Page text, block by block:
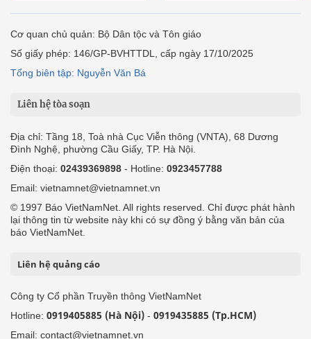
Cơ quan chủ quản: Bộ Dân tộc và Tôn giáo
Số giấy phép: 146/GP-BVHTTDL, cấp ngày 17/10/2025
Tổng biên tập: Nguyễn Văn Bá
Liên hệ tòa soạn
Địa chỉ: Tầng 18, Toà nhà Cục Viễn thông (VNTA), 68 Dương
Đình Nghệ, phường Cầu Giấy, TP. Hà Nội.
Điện thoại: 02439369898 - Hotline: 0923457788
Email: vietnamnet@vietnamnet.vn
© 1997 Báo VietNamNet. All rights reserved. Chỉ được phát hành
lại thông tin từ website này khi có sự đồng ý bằng văn bản của
báo VietNamNet.
Liên hệ quảng cáo
Công ty Cổ phần Truyền thông VietNamNet
Hotline: 0919405885 (Hà Nội) - 0919435885 (Tp.HCM)
Email: contact@vietnamnet.vn